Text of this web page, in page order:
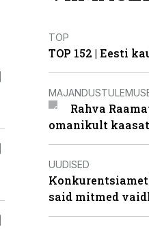
TOP
TOP 152 | Eesti
Rahva
omanikult
UUDISED
said mitmed